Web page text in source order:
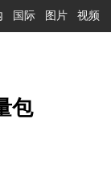
国际 图片 视频
包